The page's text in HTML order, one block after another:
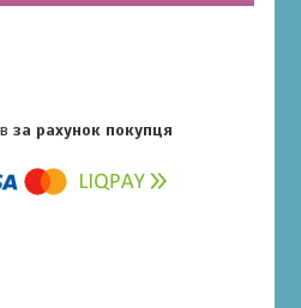
за рахунок покупця